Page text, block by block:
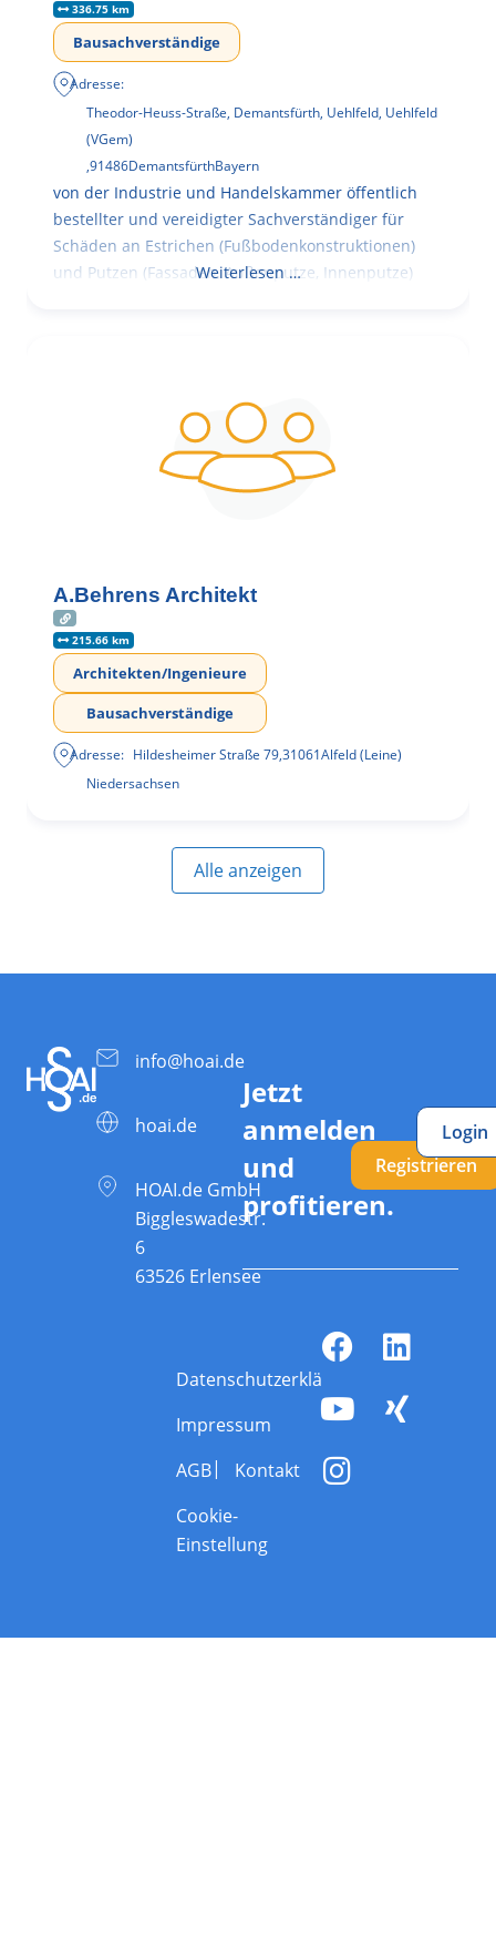
336.75 km
Bausachverständige
Adresse:
Theodor-Heuss-Straße, Demantsfürth, Uehlfeld, Uehlfeld
(VGem)
,91486DemantsfürthBayern
von der Industrie und Handelskammer öffentlich
bestellter und vereidigter Sachverständiger für
Schäden an Estrichen (Fußbodenkonstruktionen)
und Putzen (Fassaden, Außenputze, Innenputze)
Weiterlesen …
A.Behrens Architekt
215.66 km
Architekten/Ingenieure
Bausachverständige
Adresse: Hildesheimer Straße 79,31061Alfeld (Leine)
Niedersachsen
Alle anzeigen
info@hoai.de
hoai.de
HOAI.de GmbH
Biggleswadestr.
6
63526 Erlensee
Jetzt
anmelden
und
profitieren.
Registrieren
Login
Datenschutzerklärung
Impressum
AGB
Kontakt
Cookie-
Einstellung